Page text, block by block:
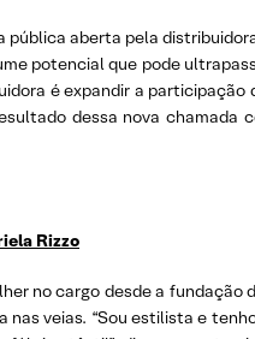
aberta pela
potencial que pode
é expandir a
dessa nova chamada
Rizzo
no cargo desde a fundação
veias. “Sou estilista e